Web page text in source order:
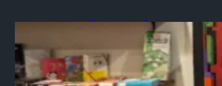
Game-arrived
「ウボンゴ3D」入荷のお知
らせ